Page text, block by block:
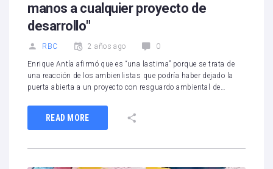
manos a cualquier proyecto de
desarrollo"
RBC 2 años ago 0
Enrique Antía afirmó que es “una lastima” porque se trata de
una reacción de los ambienlistas que podría haber dejado la
puerta abierta a un proyecto con resguardo ambiental de…
READ MORE